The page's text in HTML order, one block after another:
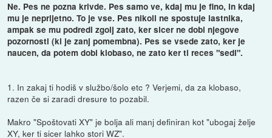
Ne. Pes ne pozna krivde. Pes samo ve, kdaj mu je fino, in kdaj
mu je neprijetno. To je vse. Pes nikoli ne spostuje lastnika,
ampak se mu podredi zgolj zato, ker sicer ne dobi njegove
pozornosti (ki je zanj pomembna). Pes se vsede zato, ker je
naucen, da potem dobi klobaso, ne zato ker ti reces "sedi".
1. In zakaj ti hodiš v službo/šolo etc ? Verjemi, da za klobaso,
razen če si zaradi dresure to pozabil.
Makro "Spoštovati XY" je bolja ali manj definiran kot "ubogaj želje
XY, ker ti sicer lahko stori WZ".